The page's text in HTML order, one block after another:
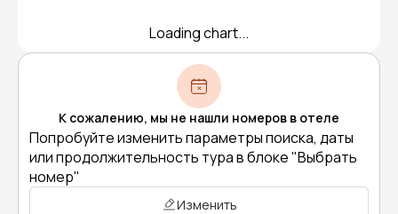
Loading chart...
К сожалению, мы не нашли номеров в отеле
Попробуйте изменить параметры поиска, даты
или продолжительность тура в блоке "Выбрать
номер"
Изменить